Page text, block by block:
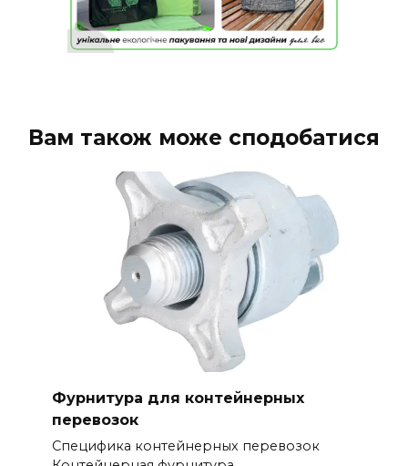
Вам також може сподобатися
Фурнитура для контейнерных
перевозок
Специфика контейнерных перевозок